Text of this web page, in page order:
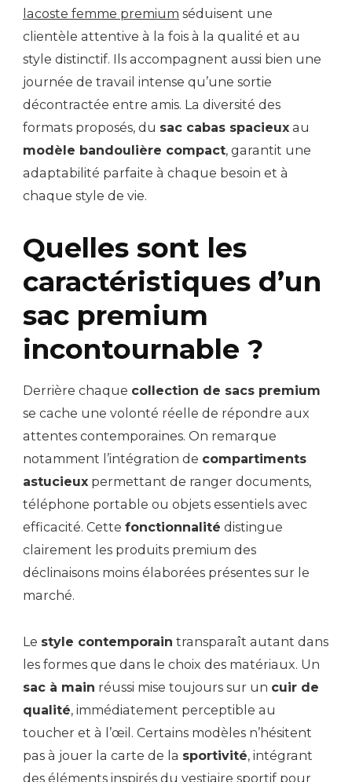
lacoste femme premium séduisent une
clientèle attentive à la fois à la qualité et au
style distinctif. Ils accompagnent aussi bien une
journée de travail intense qu’une sortie
décontractée entre amis. La diversité des
formats proposés, du sac cabas spacieux au
modèle bandoulière compact, garantit une
adaptabilité parfaite à chaque besoin et à
chaque style de vie.
Quelles sont les
caractéristiques d’un
sac premium
incontournable ?
Derrière chaque collection de sacs premium
se cache une volonté réelle de répondre aux
attentes contemporaines. On remarque
notamment l’intégration de compartiments
astucieux permettant de ranger documents,
téléphone portable ou objets essentiels avec
efficacité. Cette fonctionnalité distingue
clairement les produits premium des
déclinaisons moins élaborées présentes sur le
marché.
Le style contemporain transparaît autant dans
les formes que dans le choix des matériaux. Un
sac à main réussi mise toujours sur un cuir de
qualité, immédiatement perceptible au
toucher et à l’œil. Certains modèles n’hésitent
pas à jouer la carte de la sportivité, intégrant
des éléments inspirés du vestiaire sportif pour